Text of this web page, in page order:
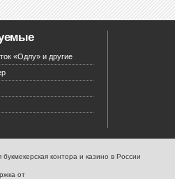
«Одлу» и другие
контора и казино в России
от